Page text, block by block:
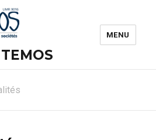
MENU